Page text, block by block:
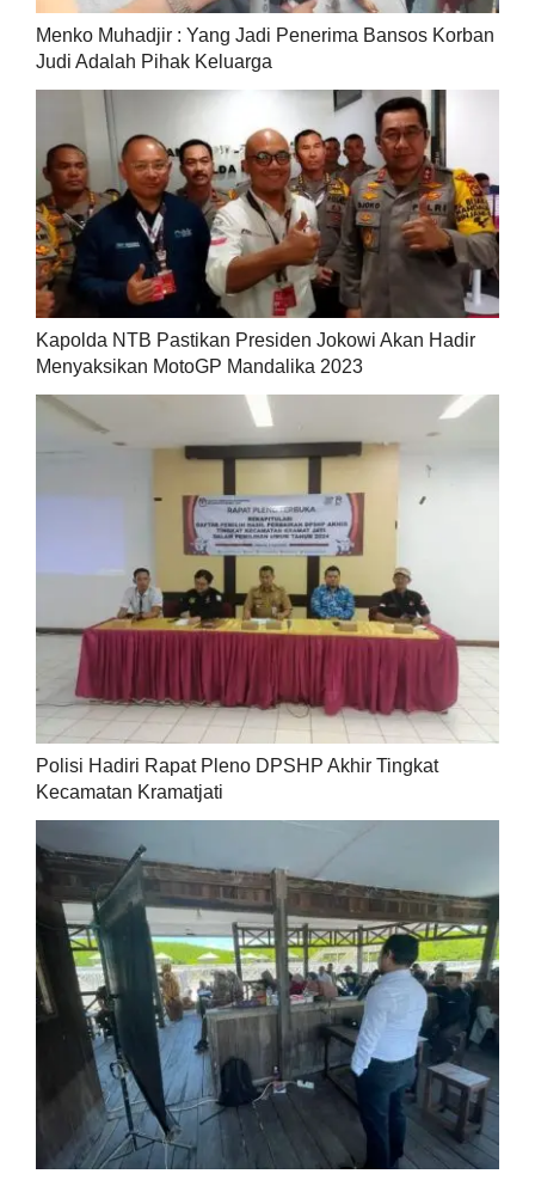
Menko Muhadjir : Yang Jadi Penerima Bansos Korban
Judi Adalah Pihak Keluarga
Kapolda NTB Pastikan Presiden Jokowi Akan Hadir
Menyaksikan MotoGP Mandalika 2023
Polisi Hadiri Rapat Pleno DPSHP Akhir Tingkat
Kecamatan Kramatjati